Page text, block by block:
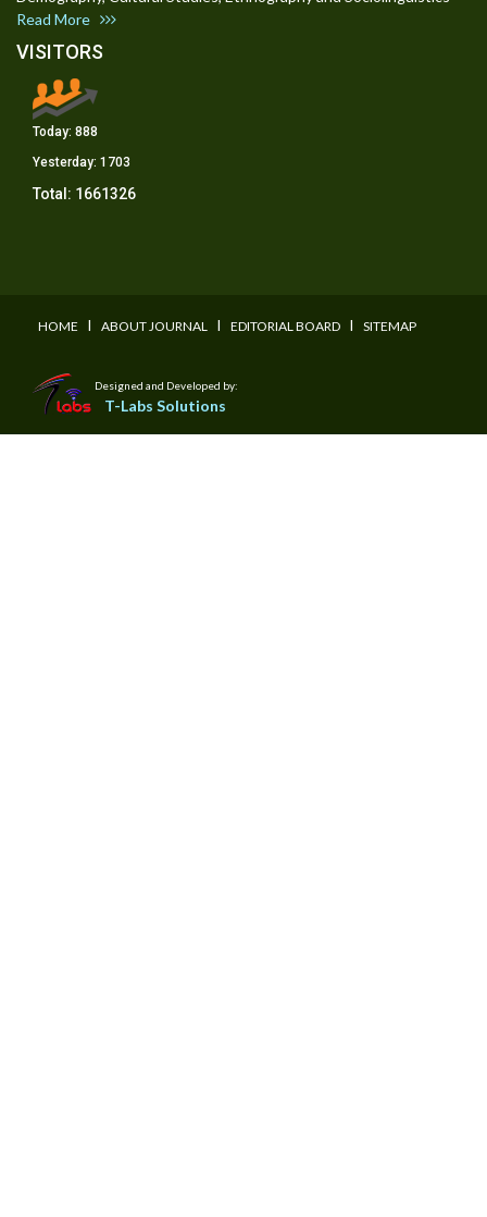
Read More
VISITORS
Today: 888
Yesterday: 1703
Total: 1661326
HOME I ABOUT JOURNAL I EDITORIAL BOARD I SITEMAP
Designed and Developed by:
T-Labs Solutions